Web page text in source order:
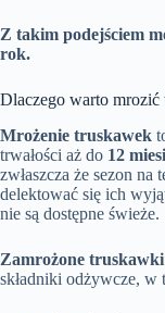
Z takim podejściem
rok.
Dlaczego warto mrozić
Mrożenie truskawek
trwałości aż do 12
zwłaszcza że sezon
delektować się ich
nie są dostępne świeże.
Zamrożone truskawki
składniki odżywcze, w